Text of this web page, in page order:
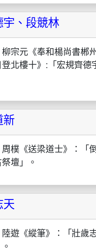
、段競林
柳宗元《奉和楊尚書郴
北樓十》:「宏規齊德
新
周樸《送梁道士》：「
壇」。
陸遊《縱筆》：「壯歲